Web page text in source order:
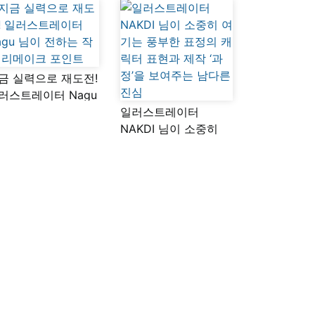
실력으로 재도전!
스트레이터 Nagu
일러스트레이터
NAKDI 님이 소중히